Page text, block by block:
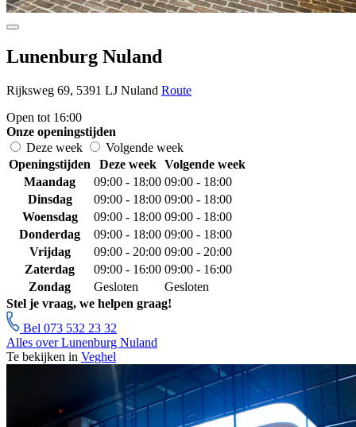
Lunenburg Nuland
Rijksweg 69, 5391 LJ Nuland Route
Open tot 16:00
Onze openingstijden
Deze week
Volgende week
Openingstijden
Deze week
Volgende week
Maandag
09:00 - 18:00 09:00 - 18:00
Dinsdag
09:00 - 18:00 09:00 - 18:00
Woensdag
09:00 - 18:00 09:00 - 18:00
Donderdag
09:00 - 18:00 09:00 - 18:00
Vrijdag
09:00 - 20:00 09:00 - 20:00
Zaterdag
09:00 - 16:00 09:00 - 16:00
Zondag
Gesloten
Gesloten
Stel je vraag, we helpen graag!
Bel 073 532 23 32
Alles over Lunenburg Nuland
Te bekijken in Veghel